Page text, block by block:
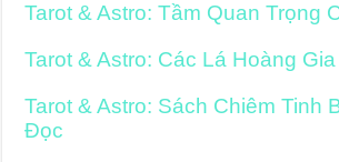
Tarot & Astro: Tầm Quan Trọng
Tarot & Astro: Các Lá Hoàng Gia
Tarot & Astro: Sách Chiêm Tinh
Đọc